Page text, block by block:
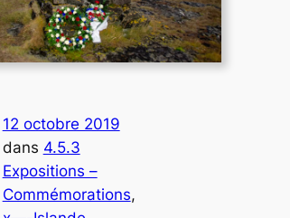
12 octobre 2019
dans 4.5.3
Expositions –
Commémorations